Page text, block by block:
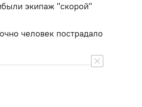
экипаж "скорой"
человек пострадало